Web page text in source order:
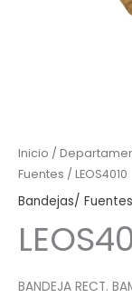
Inicio /
Fuentes / LEOS4010
Bandejas/ Fuentes
BANDEJA RECT.